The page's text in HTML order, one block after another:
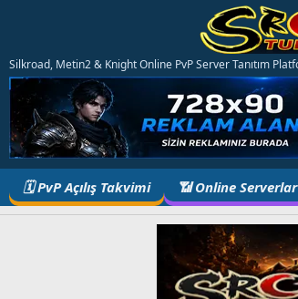
Silkroad, Metin2 & Knight Online PvP Server Tanıtım
🗓️ PvP Açılış Takvimi 📶 Online Serverlar